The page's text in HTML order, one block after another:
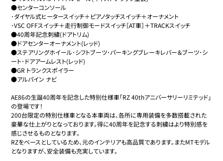
●センターコンソール
･ダイヤル式ヒータースイッチ＋ピアノタッチスイッチ＋オーナメント
･VSC OFFスイッチ＋走行制御モードスイッチ［AT車］＋TRACKスイッチ
●40周年記念刺繍(ドアトリム)
●ドアセンターオーナメント(レッド)
●ステアリングホイール･シフトブーツ･パーキングブレーキレバー＆ブーツ･シ
ート･ドアアームレスト(レッド)
●GR トランクスポイラー
●アルパイン ナビ
AE86の生誕40周年を記念した特別仕様車「RZ 40thアニバーサリーリミテッド」
の登場です！
200台限定の特別仕様車となる本車両は、各所に専用装備を多数搭載された
豪華な仕上がりとなっております。得に40周年を記念する刺繍はより特別感を
感じさせるものとなります。
RZをベースとしているため、元のインテリアも高品質であります。またMTモデル
となりますが、安全装備も充実しています。